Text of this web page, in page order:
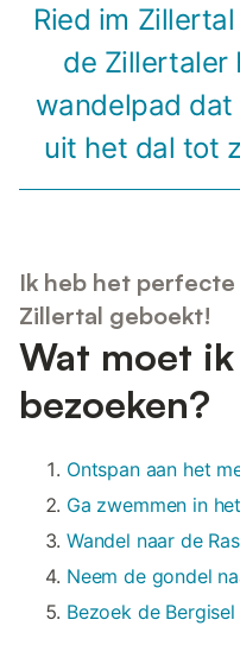
Ried im
de Zillertaler
wandelpad
uit het dal tot
Ik heb het
Zillertal geboekt!
Wat moet
bezoeken?
Ontspan aan het
Ga zwemmen in
Wandel naar de
Neem de gondel
Bezoek de